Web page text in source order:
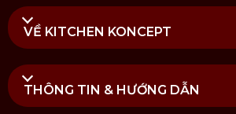
VỀ KITCHEN KONCEPT
THÔNG TIN & HƯỚNG DẪN